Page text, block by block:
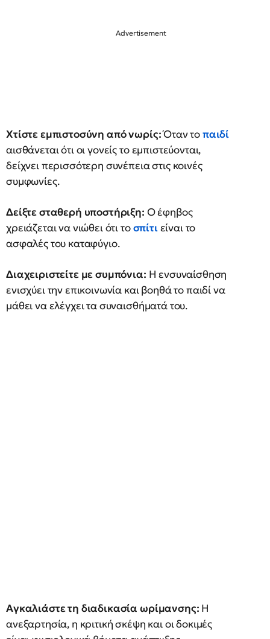
Χτίστε εμπιστοσύνη από νωρίς:Όταν τοπαιδί
αισθάνεται ότι οι γονείς το εμπιστεύονται,
δείχνει περισσότερη συνέπεια στις κοινές
συμφωνίες.
Δείξτε σταθερή υποστήριξη: Ο έφηβος
χρειάζεται να νιώθει ότι τοσπίτιείναι το
ασφαλές του καταφύγιο.
Διαχειριστείτε με συμπόνια: Η ενσυναίσθηση
ενισχύει την επικοινωνία και βοηθά το παιδί να
μάθει να ελέγχει τα συναισθήματά του.
Αγκαλιάστε τη διαδικασία ωρίμανσης: Η
ανεξαρτησία, η κριτική σκέψη και οι δοκιμές